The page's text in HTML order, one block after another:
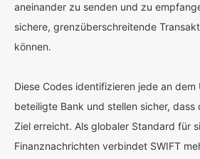
aneinander zu senden und zu
sichere, grenzüberschreitende
können.
Diese Codes identifizieren jede an
beteiligte Bank und stellen sicher, dass
Ziel erreicht. Als globaler Standard für
Finanznachrichten verbindet SWIFT